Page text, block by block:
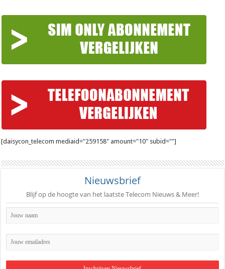
[daisycon_telecom mediaid="259158" amount="10" subid=""]
Nieuwsbrief
Blijf op de hoogte van het laatste Telecom Nieuws & Meer!